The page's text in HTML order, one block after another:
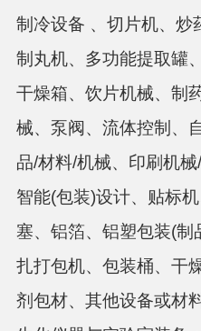
制冷设备 、切片机、炒
制丸机、多功能提取罐
干燥箱、饮片机械、制
械、泵阀、流体控制、
品/材料/机械、印刷机械
智能(包装)设计、贴标
塞、铝箔、铝塑包装(制
扎打包机、包装桶、干
剂包材、其他设备或材